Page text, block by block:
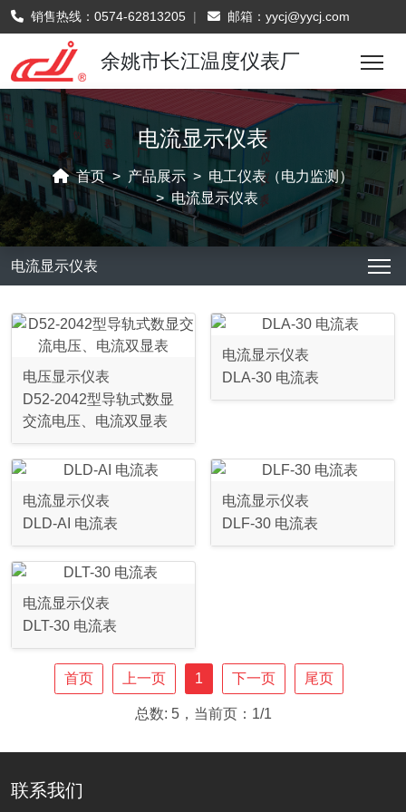
销售热线： 0574-62813205 | 邮箱： yycj@yycj.com
余姚市长江温度仪表厂
电流显示仪表
首页 产品展示
电工仪表（电力监测）
电流显示仪表
电流显示仪表
电压显示仪表
D52-2042型导轨式数显
交流电压、电流双显表
电流显示仪表
DLA-30 电流表
电流显示仪表
DLD-AI 电流表
电流显示仪表
DLF-30 电流表
电流显示仪表
DLT-30 电流表
首页 上一页 1 下一页 尾页
总数: 5，当前页：1/1
联系我们